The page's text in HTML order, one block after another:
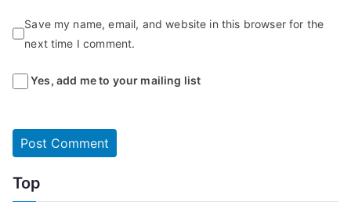
Save my name, email, and website in this browser for the
next time I comment.
Yes, add me to your mailing list
Top